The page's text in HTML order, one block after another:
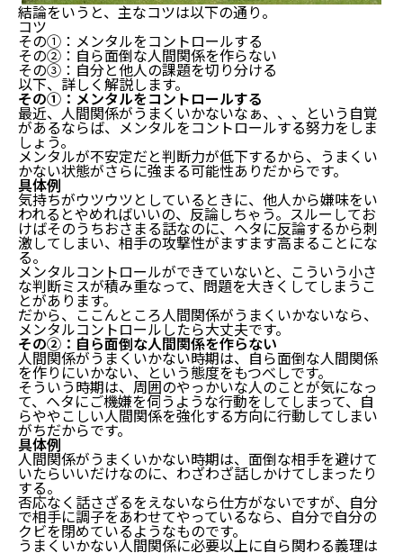
結論をいうと、主なコツは以下の通り。
コツ
その①：メンタルをコントロールする
その②：自ら面倒な人間関係を作らない
その③：自分と他人の課題を切り分ける
以下、詳しく解説します。
その①：メンタルをコントロールする
最近、人間関係がうまくいかないなぁ、、、という自覚
があるならば、メンタルをコントロールする努力をしま
しょう。
メンタルが不安定だと判断力が低下するから、うまくい
かない状態がさらに強まる可能性ありだからです。
具体例
気持ちがウツウツとしているときに、他人から嫌味をい
われるとやめればいいの、反論しちゃう。スルーしてお
けばそのうちおさまる話なのに、ヘタに反論するから刺
激してしまい、相手の攻撃性がますます高まることにな
る。
メンタルコントロールができていないと、こういう小さ
な判断ミスが積み重なって、問題を大きくしてしまうこ
とがあります。
だから、ここんところ人間関係がうまくいかないなら、
メンタルコントロールしたら大丈夫です。
その②：自ら面倒な人間関係を作らない
人間関係がうまくいかない時期は、自ら面倒な人間関係
を作りにいかない、という態度をもつべしです。
そういう時期は、周囲のやっかいな人のことが気になっ
て、ヘタにご機嫌を伺うような行動をしてしまって、自
らややこしい人間関係を強化する方向に行動してしまい
がちだからです。
具体例
人間関係がうまくいかない時期は、面倒な相手を避けて
いたらいいだけなのに、わざわざ話しかけてしまったり
する。
否応なく話さざるをえないなら仕方がないですが、自分
で相手に調子をあわせてやっているなら、自分で自分の
クビを閉めているようなものです。
うまくいかない人間関係に必要以上に自ら関わる義理は